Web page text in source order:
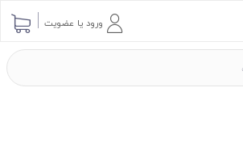
ورود یا عضویت